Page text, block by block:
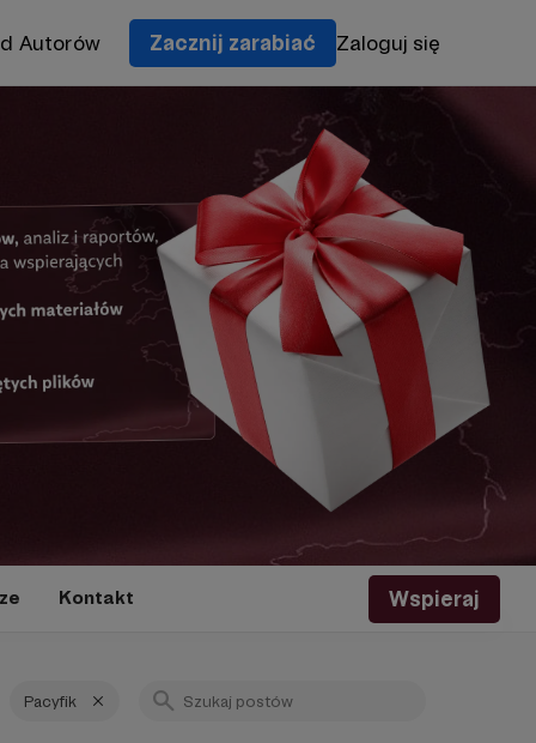
Autorów Zacznij zarabiać Zaloguj się
Kontakt Wspieraj
Pacyfik